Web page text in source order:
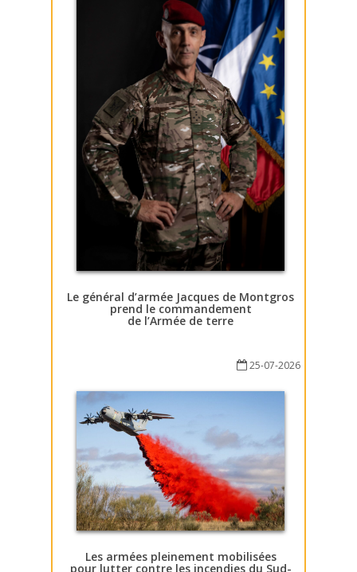
Le général d’armée Jacques de Montgros
prend le commandement
de l’Armée de terre
25-07-2026
Les armées pleinement mobilisées
pour lutter contre les incendies du Sud-